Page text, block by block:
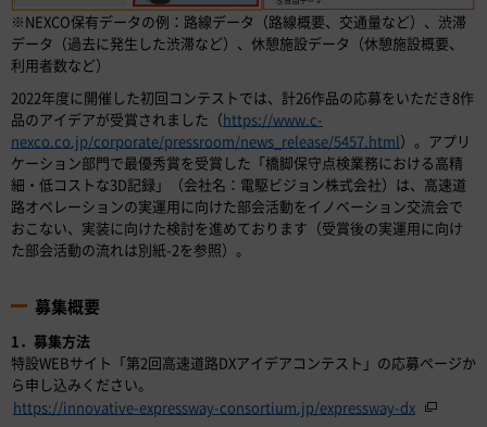
※NEXCO保有データの例：路線データ（路線概要、交通量など）、渋滞
データ（過去に発生した渋滞など）、休憩施設データ（休憩施設概要、
利用者数など）
2022年度に開催した初回コンテストでは、計26作品の応募をいただき8作
品のアイデアが受賞されました（https://www.c-
nexco.co.jp/corporate/pressroom/news_release/5457.html）。アプリ
ケーション部門で最優秀賞を受賞した「橋脚保守点検業務における高精
細・低コストな3D記録」（会社名：電駆ビジョン株式会社）は、高速道
路オペレーションの実運用に向けた部会活動をイノベーション交流会で
おこない、実装に向けた検討を進めております（受賞後の実運用に向け
た部会活動の流れは別紙-2を参照）。
募集概要
1．募集方法
特設WEBサイト「第2回高速道路DXアイデアコンテスト」の応募ページか
ら申し込みください。
https://innovative-expressway-consortium.jp/expressway-dx